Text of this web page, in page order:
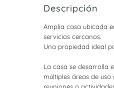
Descripción
Amplia casa ubicada
servicios cercanos.
Una propiedad ideal
La casa se desarrolla
múltiples áreas de
reuniones o